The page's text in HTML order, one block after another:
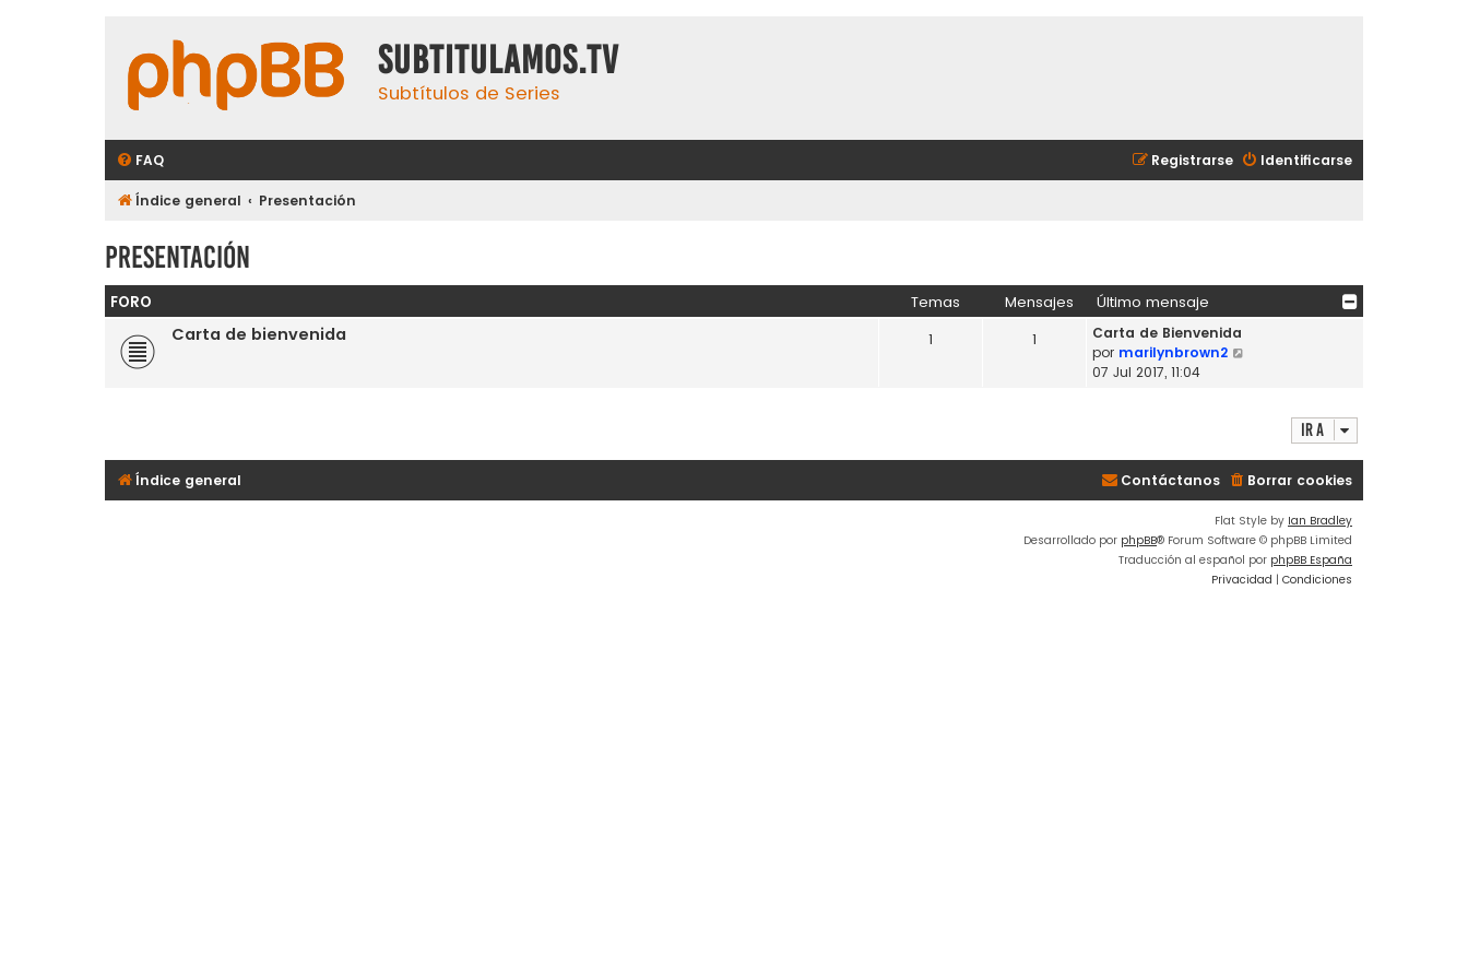
subtitulamos.tv
Subtítulos de Series
FAQ Identificarse
Registrarse
Índice general Presentación
Presentación
FORO Temas Mensajes Último mensaje
Carta de bienvenida 1 1
Carta de Bienvenida
por marilynbrown2
m
m
e
n
s
07 Jul 2017, 11:04
Ir a
Índice general Borrar cookies
Contáctanos
Flat Style by Ian Bradley
Desarrollado por phpBB® Forum Software © phpBB Limited
Traducción al español por phpBB España
Privacidad | Condiciones